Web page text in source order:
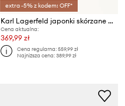
extra -5% z kodem: OFF*
Karl Lagerfeld japonki skórzane Kastor Iv
Cena aktualna:
369,99 zł
Cena regularna:559,99 zł
Najniższa cena:389,99 zł